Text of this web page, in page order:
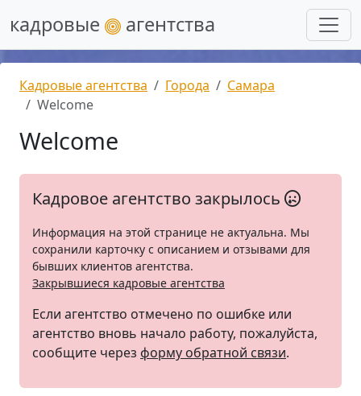
кадровые агентства
Кадровые агентства Города
Самара
Welcome
Welcome
Кадровое агентство закрылось
Информация на этой странице не актуальна. Мы
сохранили карточку с описанием и отзывами для
бывших клиентов агентства.
Закрывшиеся кадровые агентства
Если агентство отмечено по ошибке или
агентство вновь начало работу, пожалуйста,
сообщите через форму обратной связи.